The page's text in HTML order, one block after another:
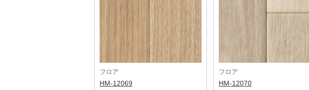
フロア
HM-12069
フロア
HM-12070